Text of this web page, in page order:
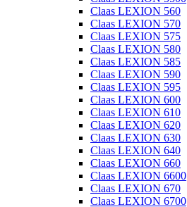
Claas LEXION 560
Claas LEXION 570
Claas LEXION 575
Claas LEXION 580
Claas LEXION 585
Claas LEXION 590
Claas LEXION 595
Claas LEXION 600
Claas LEXION 610
Claas LEXION 620
Claas LEXION 630
Claas LEXION 640
Claas LEXION 660
Claas LEXION 6600
Claas LEXION 670
Claas LEXION 6700